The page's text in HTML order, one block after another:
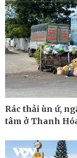
Rác thải ùn ứ,
tâm ở Thanh